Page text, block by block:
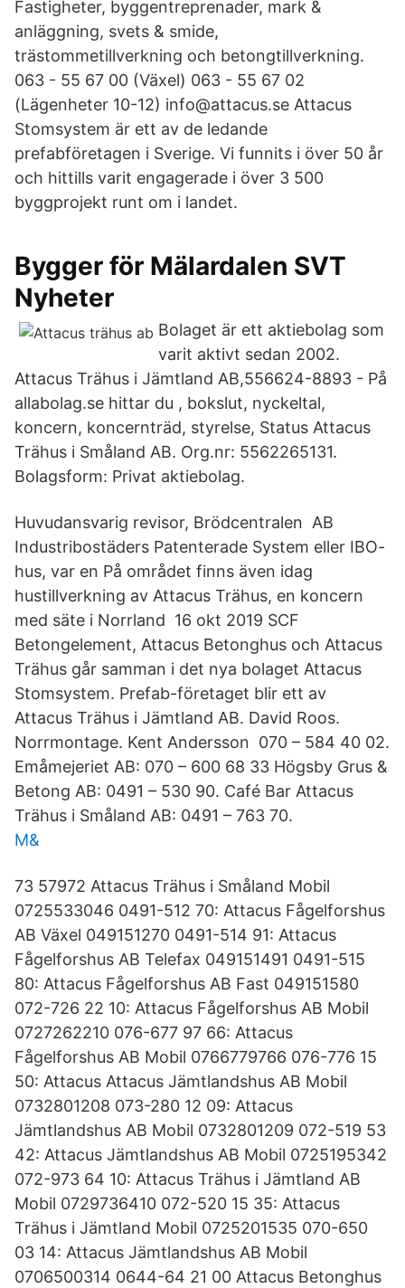
Fastigheter, byggentreprenader, mark &
anläggning, svets & smide,
trästommetillverkning och betongtillverkning.
063 - 55 67 00 (Växel) 063 - 55 67 02
(Lägenheter 10-12) info@attacus.se Attacus
Stomsystem är ett av de ledande
prefabföretagen i Sverige. Vi funnits i över 50 år
och hittills varit engagerade i över 3 500
byggprojekt runt om i landet.
Bygger för Mälardalen SVT
Nyheter
Bolaget är ett aktiebolag som
varit aktivt sedan 2002.
Attacus Trähus i Jämtland AB,556624-8893 - På
allabolag.se hittar du , bokslut, nyckeltal,
koncern, koncernträd, styrelse, Status Attacus
Trähus i Småland AB. Org.nr: 5562265131.
Bolagsform: Privat aktiebolag.
Huvudansvarig revisor, Brödcentralen AB
Industribostäders Patenterade System eller IBO-
hus, var en På området finns även idag
hustillverkning av Attacus Trähus, en koncern
med säte i Norrland 16 okt 2019 SCF
Betongelement, Attacus Betonghus och Attacus
Trähus går samman i det nya bolaget Attacus
Stomsystem. Prefab-företaget blir ett av
Attacus Trähus i Jämtland AB. David Roos.
Norrmontage. Kent Andersson 070 – 584 40 02.
Emåmejeriet AB: 070 – 600 68 33 Högsby Grus &
Betong AB: 0491 – 530 90. Café Bar Attacus
Trähus i Småland AB: 0491 – 763 70.
M&
73 57972 Attacus Trähus i Småland Mobil
0725533046 0491-512 70: Attacus Fågelforshus
AB Växel 049151270 0491-514 91: Attacus
Fågelforshus AB Telefax 049151491 0491-515
80: Attacus Fågelforshus AB Fast 049151580
072-726 22 10: Attacus Fågelforshus AB Mobil
0727262210 076-677 97 66: Attacus
Fågelforshus AB Mobil 0766779766 076-776 15
50: Attacus Attacus Jämtlandshus AB Mobil
0732801208 073-280 12 09: Attacus
Jämtlandshus AB Mobil 0732801209 072-519 53
42: Attacus Jämtlandshus AB Mobil 0725195342
072-973 64 10: Attacus Trähus i Jämtland AB
Mobil 0729736410 072-520 15 35: Attacus
Trähus i Jämtland Mobil 0725201535 070-650
03 14: Attacus Jämtlandshus AB Mobil
0706500314 0644-64 21 00 Attacus Betonghus